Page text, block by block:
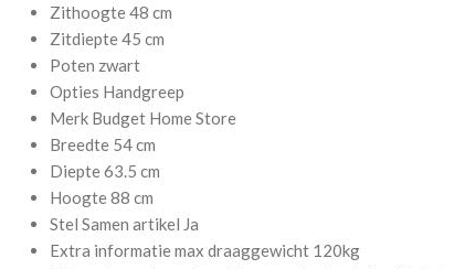
Zithoogte48 cm
Zitdiepte45 cm
Poten zwart
Opties Handgreep
Merk Budget Home Store
Breedte 54 cm
Diepte63.5 cm
Hoogte88 cm
Stel Samen artikel Ja
Extra informatiemax draaggewicht 120kg